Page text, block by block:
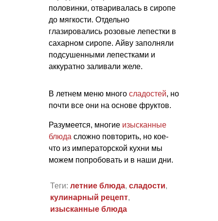
половинки, отваривалась в сиропе
до мягкости. Отдельно
глазировались розовые лепестки в
сахарном сиропе. Айву заполняли
подсушенными лепестками и
аккуратно заливали желе.
В летнем меню много сладостей, но
почти все они на основе фруктов.
Разумеется, многие изысканные
блюда сложно повторить, но кое-
что из императорской кухни мы
можем попробовать и в наши дни.
Теги: летние блюда, сладости,
кулинарный рецепт,
изысканные блюда